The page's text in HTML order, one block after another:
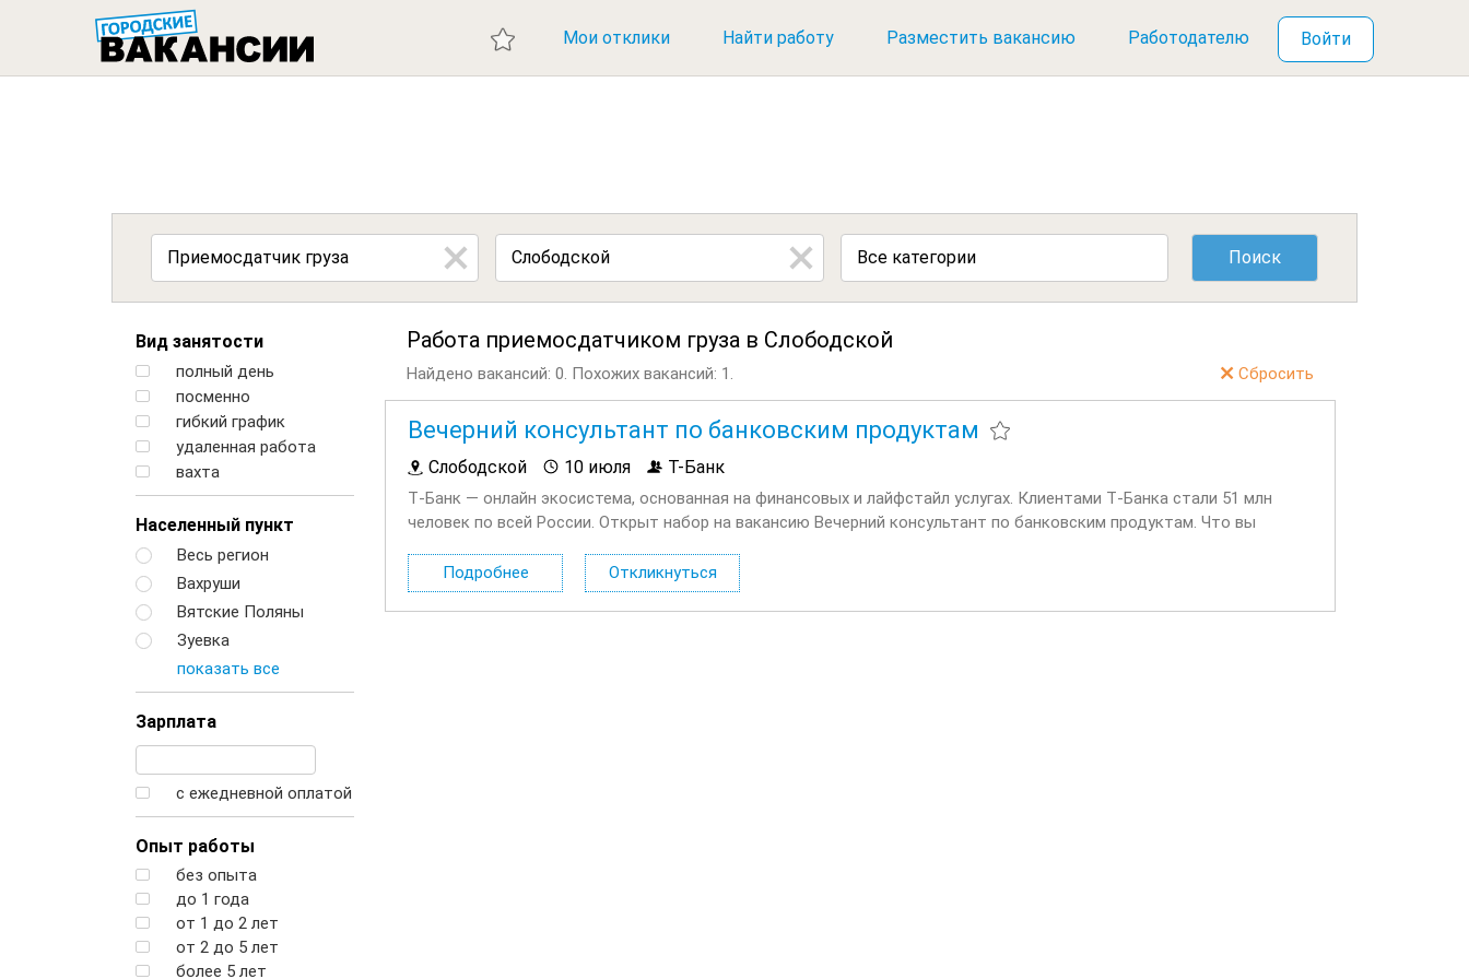
ГОРОДСКИЕ ВАКАНСИИ
Мои отклики Найти работу Разместить вакансию Работодателю Войти
Все категории
Вид занятости
полный день
посменно
гибкий график
удаленная работа
вахта
Населенный пункт
Весь регион
Вахруши
Вятские Поляны
Зуевка
показать все
Зарплата
с ежедневной оплатой
Опыт работы
без опыта
до 1 года
от 1 до 2 лет
от 2 до 5 лет
более 5 лет
Работа приемосдатчиком груза в Слободской
Найдено вакансий: 0. Похожих вакансий: 1. Сбросить
Вечерний консультант по банковским продуктам
Слободской 10 июля Т-Банк
Т‑Банк — онлайн экосистема, основанная на финансовых и лайфстайл услугах. Клиентами Т‑Банка стали 51 млн
человек по всей России. Открыт набор на вакансию Вечерний консультант по банковским продуктам. Что вы
Подробнее
Откликнуться